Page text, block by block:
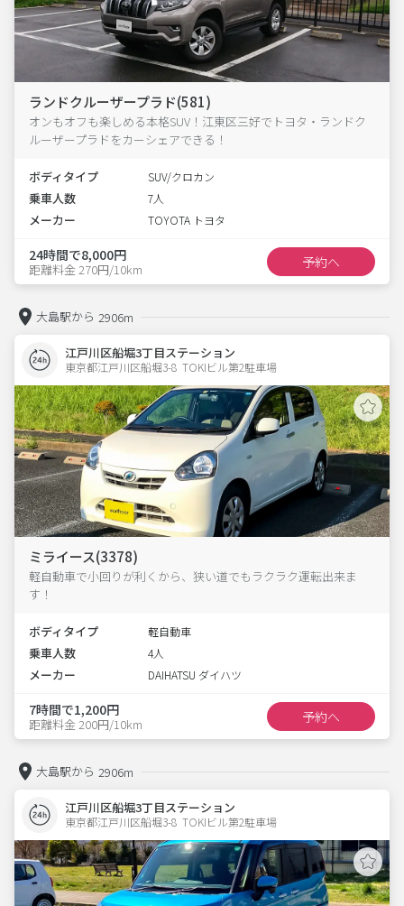
ランドクルーザープラド(581)
オンもオフも楽しめる本格SUV！江東区三好でトヨタ・ランドク
ルーザープラドをカーシェアできる！
ボディタイプ SUV/クロカン
乗車人数 7人
メーカー TOYOTA トヨタ
24時間で8,000円
距離料金 270円/10km 予約へ
大島駅から 2906m
江戸川区船堀3丁目ステーション
東京都江戸川区船堀3-8  TOKIビル第2駐車場
ミライース(3378)
軽自動車で小回りが利くから、狭い道でもラクラク運転出来ま
す！
ボディタイプ 軽自動車
乗車人数 4人
メーカー DAIHATSU ダイハツ
7時間で1,200円
距離料金 200円/10km 予約へ
大島駅から 2906m
江戸川区船堀3丁目ステーション
東京都江戸川区船堀3-8  TOKIビル第2駐車場